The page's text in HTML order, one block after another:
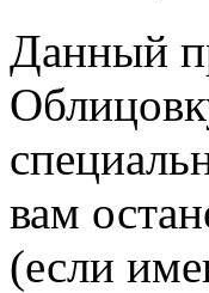
Данный
вам
(если